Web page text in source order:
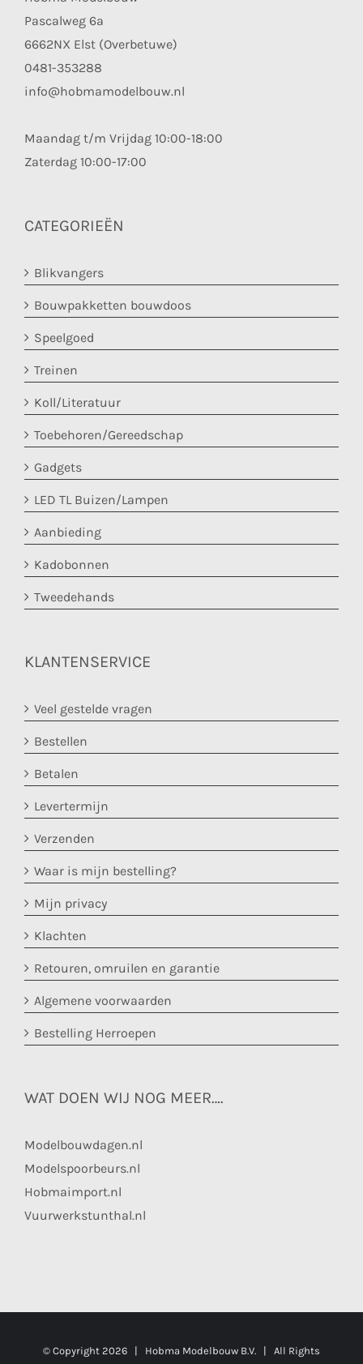
Pascalweg 6a
6662NX Elst (Overbetuwe)
0481-353288
info@hobmamodelbouw.nl
Maandag t/m Vrijdag 10:00-18:00
Zaterdag 10:00-17:00
CATEGORIEËN
Blikvangers
Bouwpakketten bouwdoos
Speelgoed
Treinen
Koll/Literatuur
Toebehoren/Gereedschap
Gadgets
LED TL Buizen/Lampen
Aanbieding
Kadobonnen
Tweedehands
KLANTENSERVICE
Veel gestelde vragen
Bestellen
Betalen
Levertermijn
Verzenden
Waar is mijn bestelling?
Mijn privacy
Klachten
Retouren, omruilen en garantie
Algemene voorwaarden
Bestelling Herroepen
WAT DOEN WIJ NOG MEER….
Modelbouwdagen.nl
Modelspoorbeurs.nl
Hobmaimport.nl
Vuurwerkstunthal.nl
© Copyright 2026 | Hobma Modelbouw B.V. | All Rights